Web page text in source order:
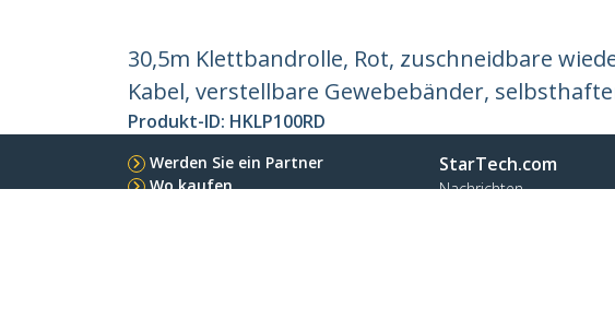
30,5m Klettbandrolle, Rot, zuschneidbare
Kabel, verstellbare Gewebebänder,
Produkt-ID: HKLP100RD
Werden Sie ein Partner
Wo kaufen
StarTech.com
Nachrichten